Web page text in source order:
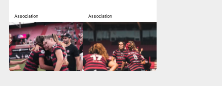
Association Association